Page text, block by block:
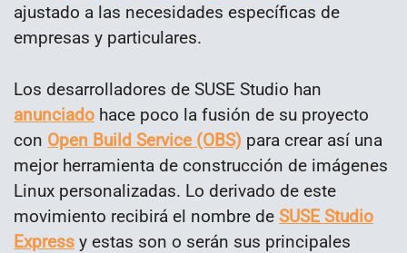
ajustado a las necesidades específicas de
empresas y particulares.
Los desarrolladores de SUSE Studio han
anunciado hace poco la fusión de su proyecto
con Open Build Service (OBS) para crear así una
mejor herramienta de construcción de imágenes
Linux personalizadas. Lo derivado de este
movimiento recibirá el nombre de SUSE Studio
Express y estas son o serán sus principales